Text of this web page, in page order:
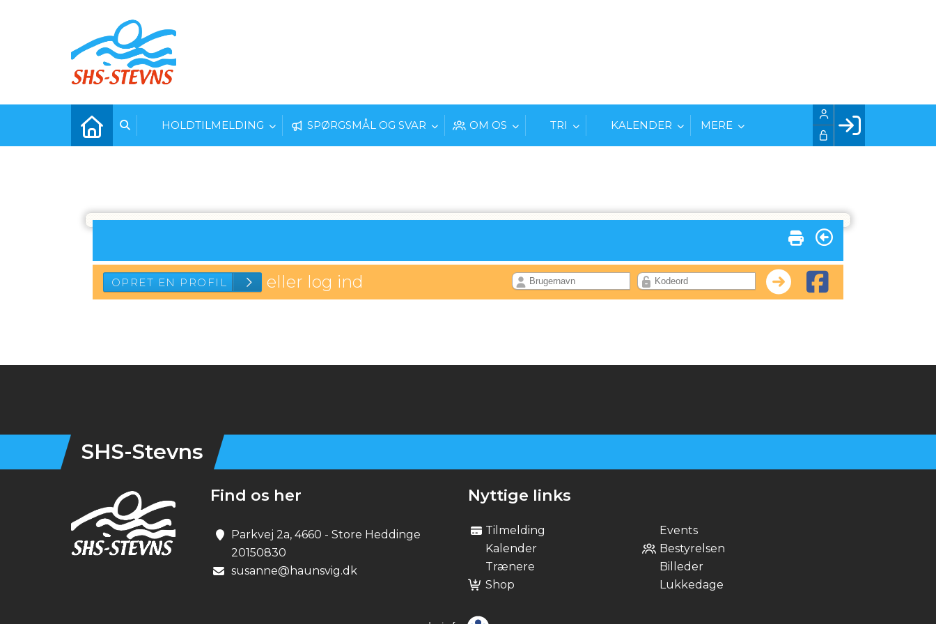
HOLDTILMELDING SPØRGSMÅL OG SVAR OM OS TRI KALENDER MERE
eller log ind
SHS-Stevns
Find os her
Parkvej 2a, 4660 - Store Heddinge
20150830
susanne@haunsvig.dk
Nyttige links
Tilmelding
Events
Kalender
Bestyrelsen
Trænere
Billeder
Shop
Lukkedage